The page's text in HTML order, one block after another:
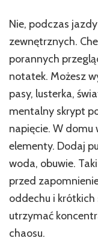
Nie, podczas
zewnętrznych.
porannych
notatek. Możesz
pasy, lusterka,
mentalny skrypt
napięcie. W domu
elementy. Dodaj
woda, obuwie.
przed
oddechu i
utrzymać
chaosu.